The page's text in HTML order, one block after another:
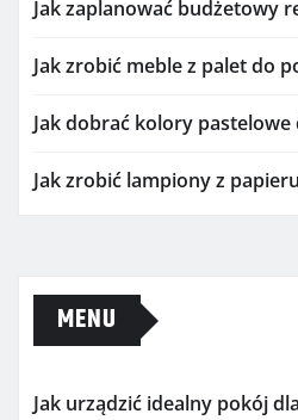
Jak zaplanować budżetowy
Jak zrobić meble z palet do
Jak dobrać kolory
Jak zrobić lampiony z papieru
MENU
Jak urządzić idealny pokój